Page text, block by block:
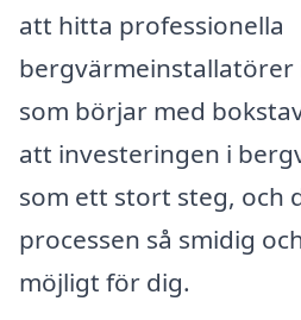
att hitta professionella
bergvärmeinstallatörer
som börjar med
att investeringen i
som ett stort steg, och
processen så smidig
möjligt för dig.